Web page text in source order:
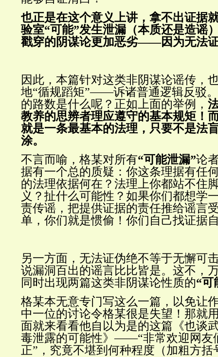
也正是在这个意义上讲，拿不出证据
验室“可能”发生泄漏（本质还是造谣
戳穿的阴谋论更加恶劣——因为无法
因此，本篇针对这类非阴谋论谣传，
地“循规蹈矩”——诉诸普通逻辑反驳
的路数是什么呢？正如上面的举例，
教养的思辨者理应遵守的基本规矩！
就是一条最基本的法理，只要不是法
涂。
不言而喻，格某对所有“可能泄漏”论
据有一个总的质疑：你这条理据有任
的法理依据何在？法理上你都站不住
义？扯什么可能性？如果你们都想学
责传谣，把提供证据的责任推给谣言
单，你们就是惯偷！你们自己找证据
另一方面，无法证伪绝不等于无懈可
说漏洞百出的谣言比比皆是。这不，
同时出现两篇这类非阴谋论性质的“可
格某本无意专门写这么一篇，以免让
中一位的讨论令格某很是失望！那就
面就来看看他自以为是的这篇《也谈
毒泄露的可能性》——“非常欢迎网友
正”，究竟不堪到何种程度（加粗方括